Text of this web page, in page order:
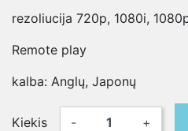
rezoliucija 720p, 1080i,
Remote play
kalba: Anglų, Japonų
Kiekis - +